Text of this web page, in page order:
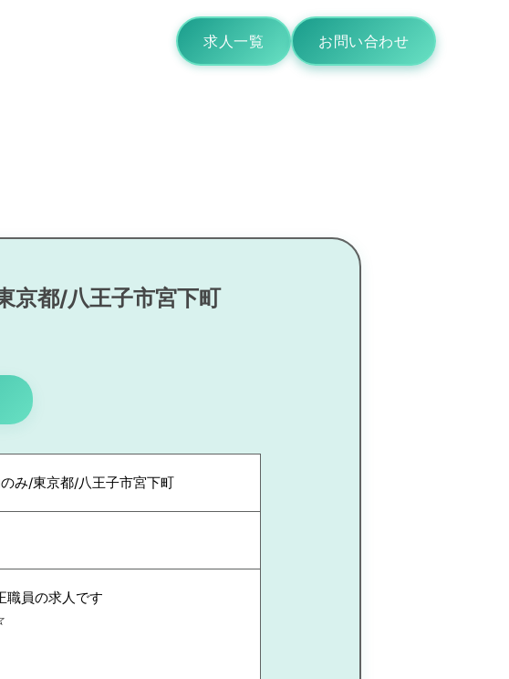
求人一覧 お問い合わせ
京都/八王子市宮下町
み/東京都/八王子市宮下町
職員の求人です